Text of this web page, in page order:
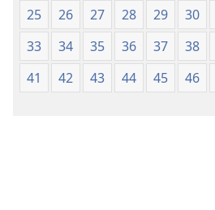
25
26 27 28 29 30
33
34 35 36 37 38
41
42 43 44 45 46